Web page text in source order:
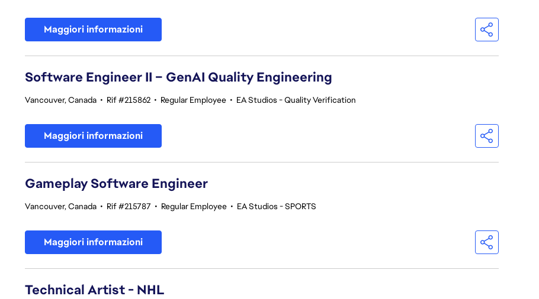
Maggiori informazioni
Software Engineer II – GenAI Quality Engineering
Vancouver, Canada • Rif #215862 • Regular Employee • EA Studios - Quality Verification
Maggiori informazioni
Gameplay Software Engineer
Vancouver, Canada • Rif #215787 • Regular Employee • EA Studios - SPORTS
Maggiori informazioni
Technical Artist - NHL